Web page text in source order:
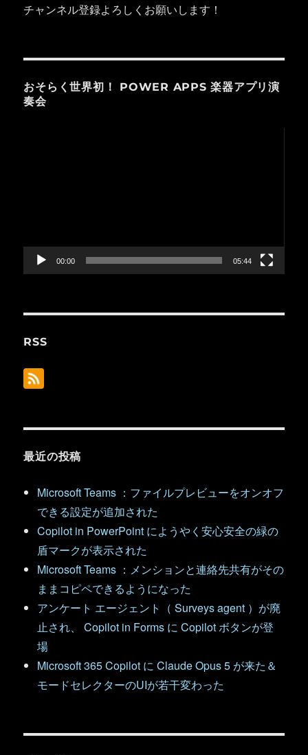
チャンネル登録よろしくお願いします！
おそらく世界初！ POWER APPS 楽器アプリ演
奏会
ー
00:00 05:44
RSS
最近の投稿
Microsoft Teams ：ファイルプレビューをオンオフ
できる設定が追加された
Copilot in PowerPoint にようやく安心安全の緑の
盾マークが表示された
Microsoft Teams ：メンションと連絡先共有がその
ままコピペできるようになった
アンケート エージェント（ Surveys agent ）が廃
止され、 Copilot in Forms に Copilot ボタンが登
場
Microsoft 365 Copilot に Claude Opus 5 が来た＆
モードセレクターのUIが若干変わった